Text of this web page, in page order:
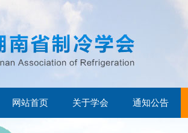
网站首页 关于学会 通知公告